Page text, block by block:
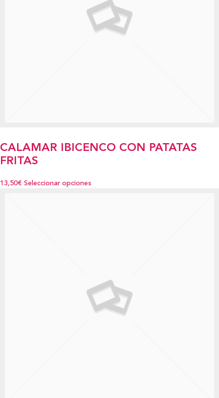
CALAMAR IBICENCO CON PATATAS
FRITAS
13,50€ Seleccionar opciones